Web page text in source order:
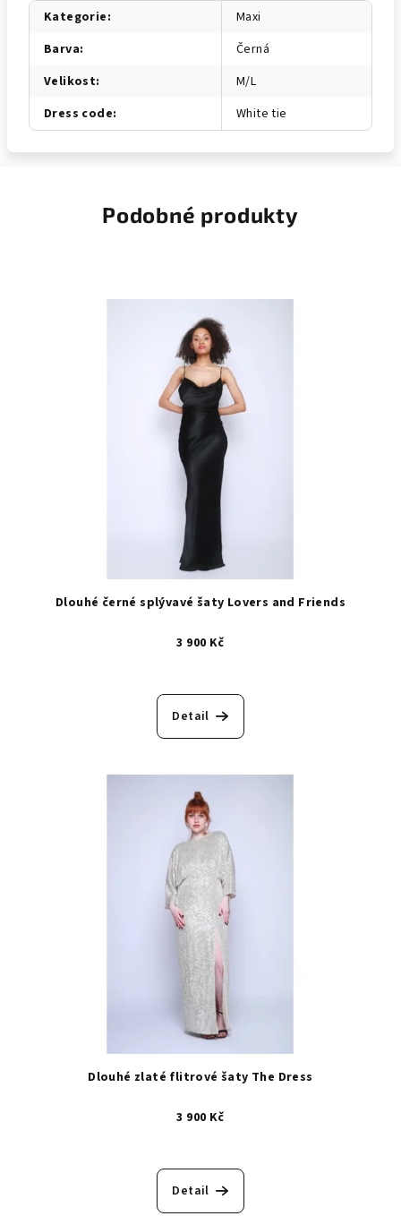
Kategorie:
Maxi
Barva:
Černá
Velikost:
M/L
Dress code: White tie
Podobné produkty
Dlouhé černé splývavé šaty Lovers and Friends
3 900 Kč
Detail
Dlouhé zlaté flitrové šaty The Dress
3 900 Kč
Detail